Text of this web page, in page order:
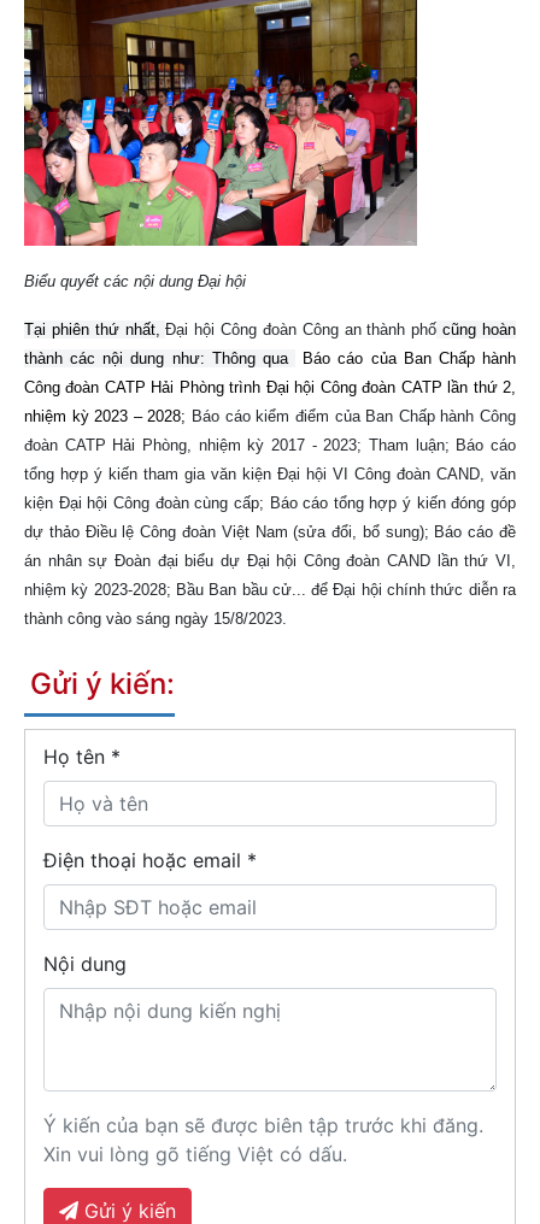
Biểu quyết các nội dung Đại hội
Tại phiên thứ nhất,Đại hội Công đoàn Công an thành phố cũng hoàn
thành các nội dung như: Thông qua
Báo cáo của Ban Chấp hành
Công đoàn CATP Hải Phòng trình Đại hội Công đoàn CATP lần thứ 2,
nhiệm kỳ 2023 – 2028; Báo cáo kiểm điểm của Ban Chấp hành Công
đoàn CATP Hải Phòng, nhiệm kỳ 2017 - 2023; Tham luận; Báo cáo
tổng hợp ý kiến tham gia văn kiện Đại hội VI Công đoàn CAND, văn
kiện Đại hội Công đoàn cùng cấp; Báo cáo tổng hợp ý kiến đóng góp
dự thảo Điều lệ Công đoàn Việt Nam (sửa đổi, bổ sung); Báo cáo đề
án nhân sự Đoàn đại biểu dự Đại hội Công đoàn CAND lần thứ VI,
nhiệm kỳ 2023-2028; Bầu Ban bầu cử... để Đại hội chính thức diễn ra
thành công vào sáng ngày 15/8/2023.
Gửi ý kiến:
Họ tên *
Điện thoại hoặc email *
Nội dung
Ý kiến của bạn sẽ được biên tập trước khi đăng.
Xin vui lòng gõ tiếng Việt có dấu.
Gửi ý kiến